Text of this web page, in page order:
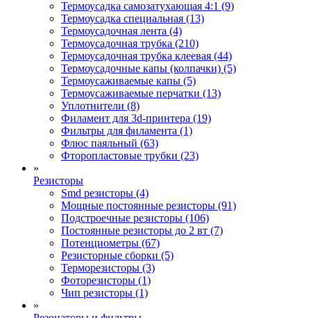
Термоусадка самозатухающая 4:1 (9)
Термоусадка специальная (13)
Термоусадочная лента (4)
Термоусадочная трубка (210)
Термоусадочная трубка клеевая (44)
Термоусадочные капы (колпачки) (5)
Термоусаживаемые капы (5)
Термоусаживаемые перчатки (13)
Уплотнители (8)
Филамент для 3d-принтера (19)
Фильтры для филамента (1)
Флюс паяльный (63)
Фторопластовые трубки (23)
»
Резисторы
Smd резисторы (4)
Мощные постоянные резисторы (91)
Подстроечные резисторы (106)
Постоянные резисторы до 2 вт (7)
Потенциометры (67)
Резисторные сборки (5)
Терморезисторы (3)
Фоторезисторы (1)
Чип резисторы (1)
»